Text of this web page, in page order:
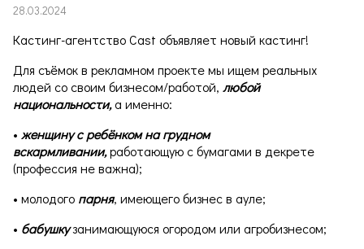
28.03.2024
Кастинг-агентство Cast объявляет новый кастинг!
Для съёмок в рекламном проекте мы ищем реальных
людей со своим бизнесом/работой, любой
национальности,а именно:
• женщину с ребёнком на грудном
вскармливании,работающую с бумагами в декрете
(профессия не важна);
• молодого парня, имеющего бизнес в ауле;
• бабушкузанимающуюся огородом или агробизнесом;